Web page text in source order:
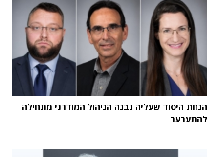
הנחת היסוד שעליה נבנה הניהול המודרני מתחילה
להתערער